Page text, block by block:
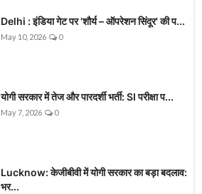
Delhi : इंडिया गेट पर 'शौर्य – ऑपरेशन सिंदूर' की प...
May 10, 2026 0
योगी सरकार में तेज और पारदर्शी भर्ती: SI परीक्षा प...
May 7, 2026 0
Lucknow: केजीबीवी में योगी सरकार का बड़ा बदलाव:
भर...